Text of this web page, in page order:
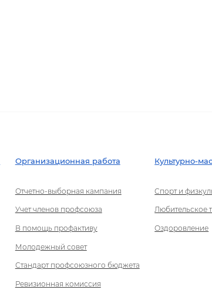
Организационная работа
Отчетно-выборная кампания
Учет членов профсоюза
В помощь профактиву
Молодежный совет
Стандарт профсоюзного бюджета
Ревизионная комиссия
Культурно-
Спорт и
Любительское
Оздоровление